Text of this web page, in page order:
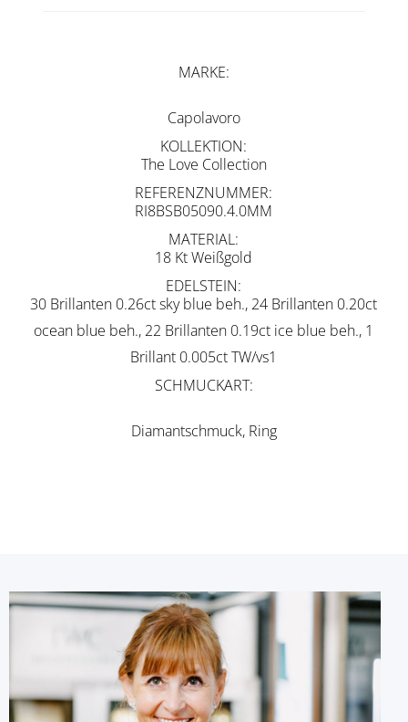
MARKE
Capolavoro
KOLLEKTION
The Love Collection
REFERENZNUMMER
RI8BSB05090.4.0MM
MATERIAL
18 Kt Weißgold
EDELSTEIN
30 Brillanten 0.26ct sky blue beh., 24 Brillanten 0.20ct
ocean blue beh., 22 Brillanten 0.19ct ice blue beh., 1
Brillant 0.005ct TW/vs1
SCHMUCKART
Diamantschmuck, Ring